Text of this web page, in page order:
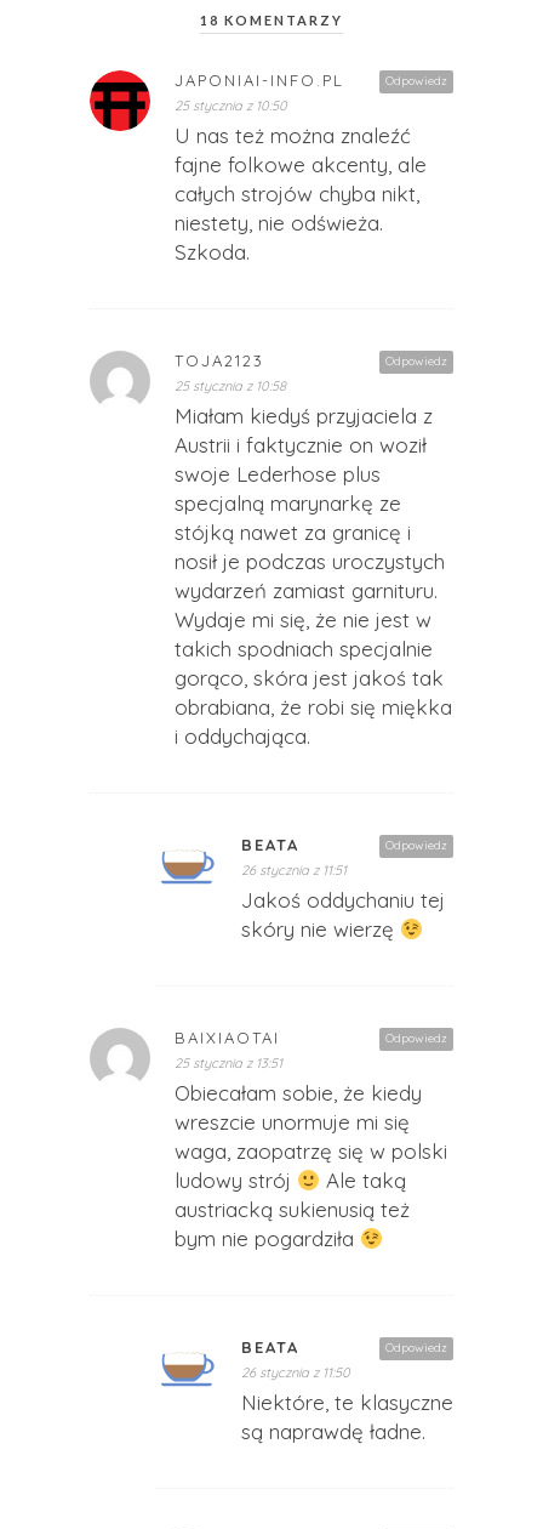
18 KOMENTARZY
Odpowiedz
JAPONIAI-INFO.PL
25 stycznia z 10:50
U nas też można znaleźć
fajne folkowe akcenty, ale
całych strojów chyba nikt,
niestety, nie odświeża.
Szkoda.
Odpowiedz
TOJA2123
25 stycznia z 10:58
Miałam kiedyś przyjaciela z
Austrii i faktycznie on woził
swoje Lederhose plus
specjalną marynarkę ze
stójką nawet za granicę i
nosił je podczas uroczystych
wydarzeń zamiast garnituru.
Wydaje mi się, że nie jest w
takich spodniach specjalnie
gorąco, skóra jest jakoś tak
obrabiana, że robi się miękka
i oddychająca.
Odpowiedz
BEATA
26 stycznia z 11:51
Jakoś oddychaniu tej
skóry nie wierzę
Odpowiedz
BAIXIAOTAI
25 stycznia z 13:51
Obiecałam sobie, że kiedy
wreszcie unormuje mi się
waga, zaopatrzę się w polski
ludowy strój
Ale taką
austriacką sukienusią też
bym nie pogardziła
Odpowiedz
BEATA
26 stycznia z 11:50
Niektóre, te klasyczne
są naprawdę ładne.